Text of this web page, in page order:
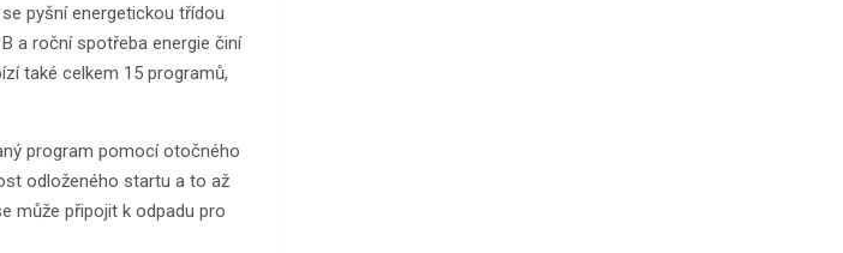
pyšní energetickou třídou
a roční spotřeba energie činí
také celkem 15 programů,
program pomocí otočného
odloženého startu a to až
může připojit k odpadu pro